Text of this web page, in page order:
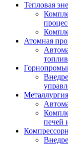
Тепловая
Атомная
Металлургия
печей